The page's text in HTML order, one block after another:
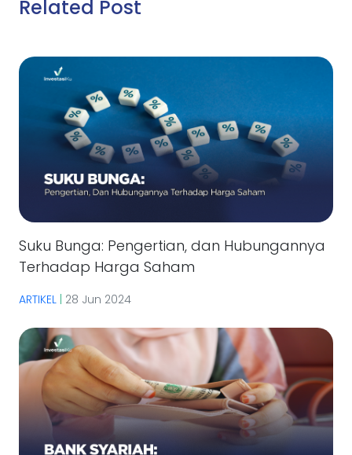
Related Post
Suku Bunga: Pengertian, dan Hubungannya
Terhadap Harga Saham
ARTIKEL | 28 Jun 2024